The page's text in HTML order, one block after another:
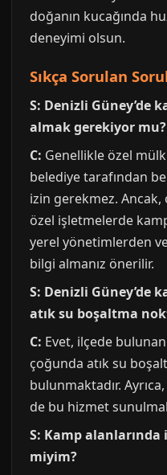
doğanın kucağında
deneyimi olsun.
Sıkça Sorulan
S: Denizli Güney’de
almak gerekiyor mu?
C: Genellikle özel
belediye tarafından
izin gerekmez. Ancak,
özel işletmelerde
yerel yönetimlerden
bilgi almanız önerilir.
S: Denizli Güney’de
atık su boşaltma
C: Evet, ilçede
çoğunda atık su
bulunmaktadır.
de bu hizmet
S: Kamp
miyim?